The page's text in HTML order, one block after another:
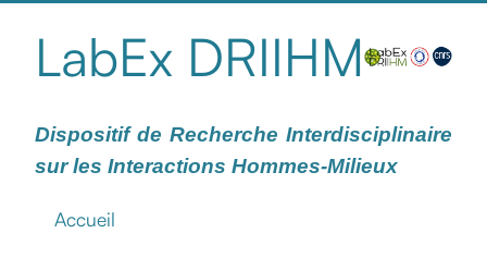
LabEx DRIIHM
Dispositif de Recherche Interdisciplinaire
sur les Interactions Hommes-Milieux
Accueil